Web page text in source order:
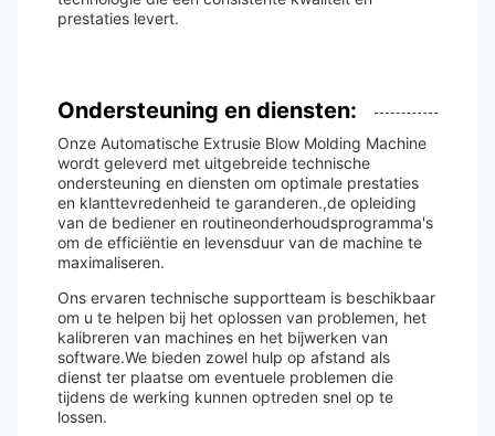
prestaties levert.
Ondersteuning en diensten:
Onze Automatische Extrusie Blow Molding Machine
wordt geleverd met uitgebreide technische
ondersteuning en diensten om optimale prestaties
en klanttevredenheid te garanderen.,de opleiding
van de bediener en routineonderhoudsprogramma's
om de efficiëntie en levensduur van de machine te
maximaliseren.
Ons ervaren technische supportteam is beschikbaar
om u te helpen bij het oplossen van problemen, het
kalibreren van machines en het bijwerken van
software.We bieden zowel hulp op afstand als
dienst ter plaatse om eventuele problemen die
tijdens de werking kunnen optreden snel op te
lossen.